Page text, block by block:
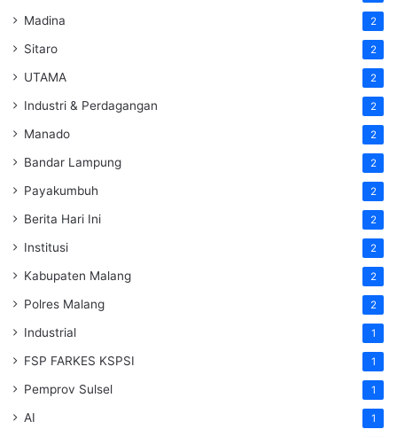
Madina 2
Sitaro 2
UTAMA 2
Industri & Perdagangan 2
Manado 2
Bandar Lampung 2
Payakumbuh 2
Berita Hari Ini 2
Institusi 2
Kabupaten Malang 2
Polres Malang 2
Industrial 1
FSP FARKES KSPSI 1
Pemprov Sulsel 1
AI 1